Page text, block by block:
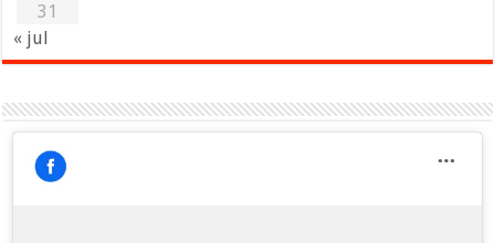
31
« jul